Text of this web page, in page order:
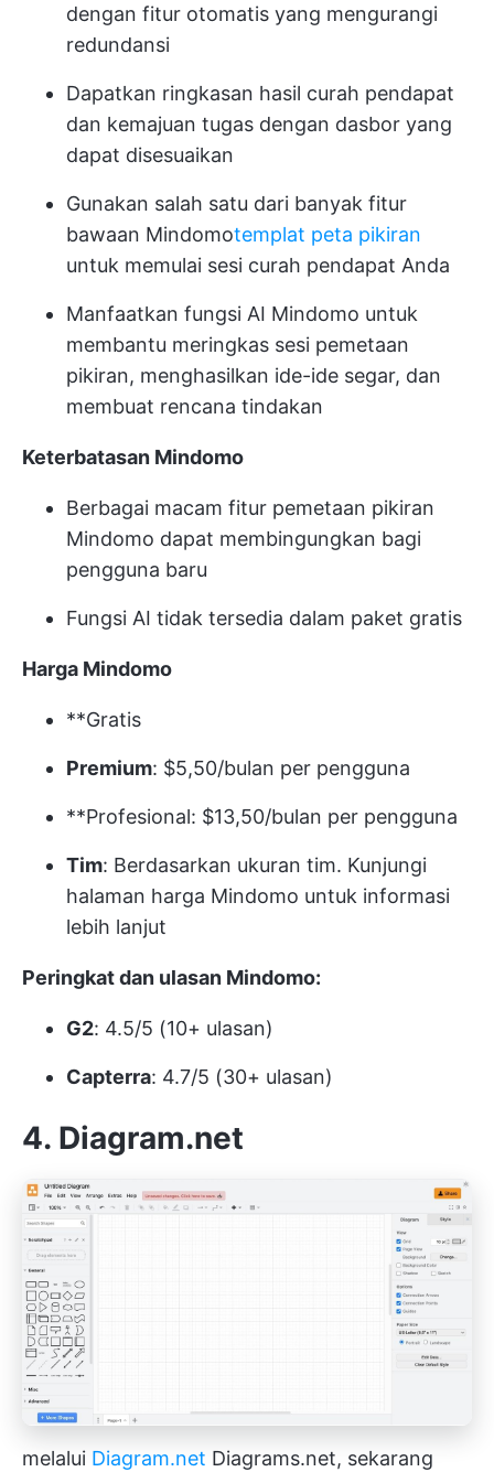
dengan fitur otomatis yang mengurangi
redundansi
Dapatkan ringkasan hasil curah pendapat
dan kemajuan tugas dengan dasbor yang
dapat disesuaikan
Gunakan salah satu dari banyak fitur
bawaan Mindomotemplat peta pikiran
untuk memulai sesi curah pendapat Anda
Manfaatkan fungsi AI Mindomo untuk
membantu meringkas sesi pemetaan
pikiran, menghasilkan ide-ide segar, dan
membuat rencana tindakan
Keterbatasan Mindomo
Berbagai macam fitur pemetaan pikiran
Mindomo dapat membingungkan bagi
pengguna baru
Fungsi AI tidak tersedia dalam paket gratis
Harga Mindomo
**Gratis
Premium: $5,50/bulan per pengguna
**Profesional: $13,50/bulan per pengguna
Tim: Berdasarkan ukuran tim. Kunjungi
halaman harga Mindomo untuk informasi
lebih lanjut
Peringkat dan ulasan Mindomo:
G2: 4.5/5 (10+ ulasan)
Capterra: 4.7/5 (30+ ulasan)
4. Diagram.net
melalui Diagram.net Diagrams.net, sekarang